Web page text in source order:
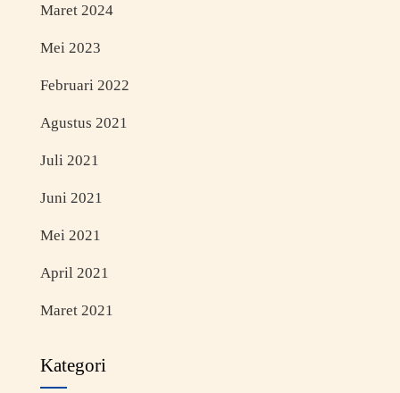
Maret 2024
Mei 2023
Februari 2022
Agustus 2021
Juli 2021
Juni 2021
Mei 2021
April 2021
Maret 2021
Kategori